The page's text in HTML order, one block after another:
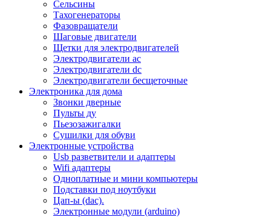
Сельсины
Тахогенераторы
Фазовращатели
Шаговые двигатели
Щетки для электродвигателей
Электродвигатели ac
Электродвигатели dc
Электродвигатели бесщеточные
Электроника для дома
Звонки дверные
Пульты ду
Пьезозажигалки
Сушилки для обуви
Электронные устройства
Usb разветвители и адаптеры
Wifi адаптеры
Одноплатные и мини компьютеры
Подставки под ноутбуки
Цап-ы (dac).
Электронные модули (arduino)